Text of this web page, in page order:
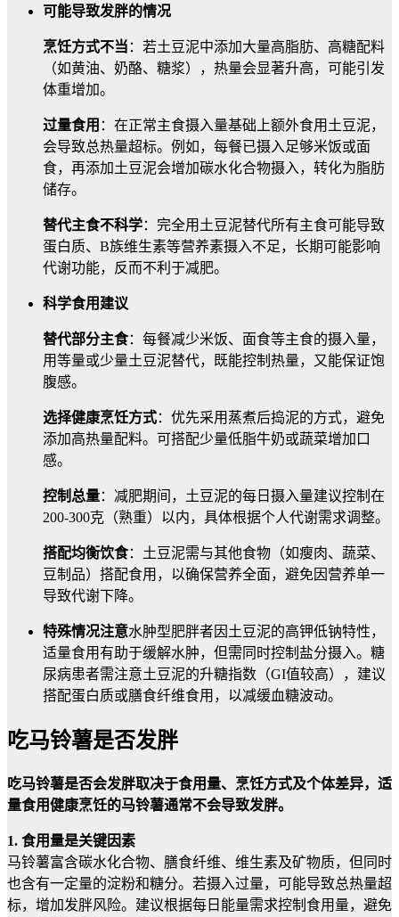
可能导致发胖的情况
烹饪方式不当 ：若土豆泥中添加大量高脂肪、高糖配料
（如黄油、奶酪、糖浆），热量会显著升高，可能引发
体重增加。
过量食用 ：在正常主食摄入量基础上额外食用土豆泥，
会导致总热量超标。例如，每餐已摄入足够米饭或面
食，再添加土豆泥会增加碳水化合物摄入，转化为脂肪
储存。
替代主食不科学：完全用土豆泥替代所有主食可能导致
蛋白质、B族维生素等营养素摄入不足，长期可能影响
代谢功能，反而不利于减肥。
科学食用建议
替代部分主食：每餐减少米饭、面食等主食的摄入量，
用等量或少量土豆泥替代，既能控制热量，又能保证饱
腹感。
选择健康烹饪方式：优先采用蒸煮后捣泥的方式，避免
添加高热量配料。可搭配少量低脂牛奶或蔬菜增加口
感。
控制总量：减肥期间，土豆泥的每日摄入量建议控制在
200-300克（熟重）以内，具体根据个人代谢需求调整。
搭配均衡饮食：土豆泥需与其他食物（如瘦肉、蔬菜、
豆制品）搭配食用，以确保营养全面，避免因营养单一
导致代谢下降。
特殊情况注意水肿型肥胖者因土豆泥的高钾低钠特性，
适量食用有助于缓解水肿，但需同时控制盐分摄入。糖
尿病患者需注意土豆泥的升糖指数（GI值较高），建议
搭配蛋白质或膳食纤维食用，以减缓血糖波动。
吃马铃薯是否发胖
吃马铃薯是否会发胖取决于食用量、烹饪方式及个体差异，适
量食用健康烹饪的马铃薯通常不会导致发胖。
1. 食用量是关键因素
马铃薯富含碳水化合物、膳食纤维、维生素及矿物质，但同时
也含有一定量的淀粉和糖分。若摄入过量，可能导致总热量超
标，增加发胖风险。建议根据每日能量需求控制食用量，避免